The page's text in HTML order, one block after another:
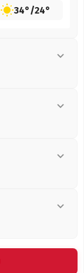
34°/24°